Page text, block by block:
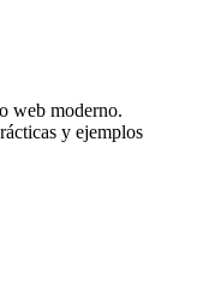
web moderno.
y ejemplos